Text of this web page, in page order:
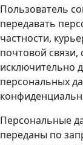
Пользователь
передавать
частности,
почтовой связи,
исключительно
персональных
Персональные
переданы по